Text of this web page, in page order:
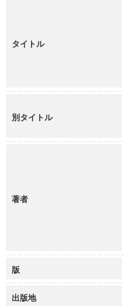
タイトル
別タイトル
著者
版
出版地